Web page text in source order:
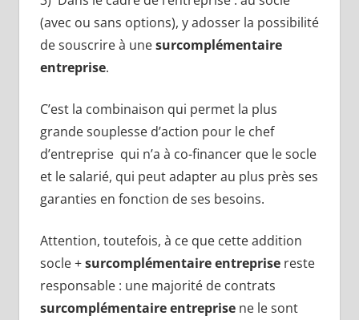
(avec ou sans options), y adosser la possibilité
de souscrire à unesurcomplémentaire
entreprise.
C’est la combinaison qui permet la plus
grande souplesse d’action pour le chef
d’entreprise qui n’a à co-financer que le socle
et le salarié, qui peut adapter au plus près ses
garanties en fonction de ses besoins.
Attention, toutefois, à ce que cette addition
socle +surcomplémentaire entreprisereste
responsable : une majorité de contrats
surcomplémentaire entreprisene le sont